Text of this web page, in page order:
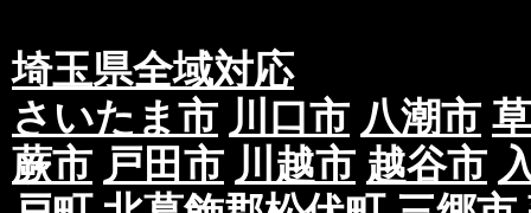
埼玉県全域対応
さいたま市 川口市 八潮市
蕨市 戸田市 川越市 越谷市